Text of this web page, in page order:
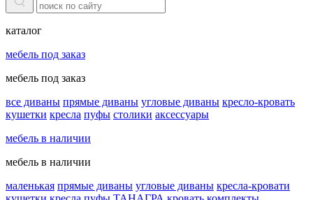
каталог
мебель под заказ
мебель под заказ
все диваны прямые диваны угловые диваны кресло-кровать
кушетки кресла пуфы столики аксессуары
мебель в наличии
мебель в наличии
маленькая прямые диваны угловые диваны кресла-кровати